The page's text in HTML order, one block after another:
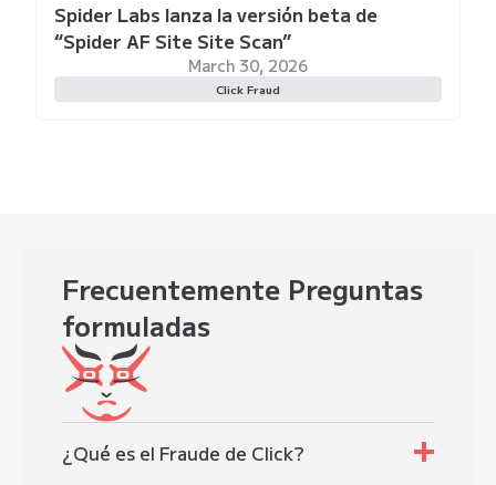
March 30, 2026
Click Fraud
Spider Labs lanza la versión beta de
“Spider AF Site Site Scan”
Frecuentemente Preguntas
formuladas
¿Qué es el Fraude de Click?